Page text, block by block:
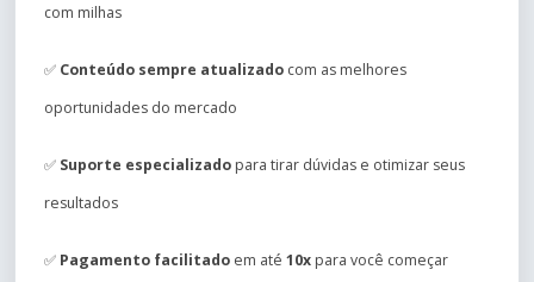
com milhas
✅ Conteúdo sempre atualizado com as melhores
oportunidades do mercado
✅ Suporte especializado para tirar dúvidas e otimizar seus
resultados
✅ Pagamento facilitado em até 10x para você começar